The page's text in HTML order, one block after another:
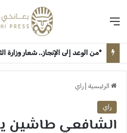
الرئيسية راي
راي
الشافعي طاشين